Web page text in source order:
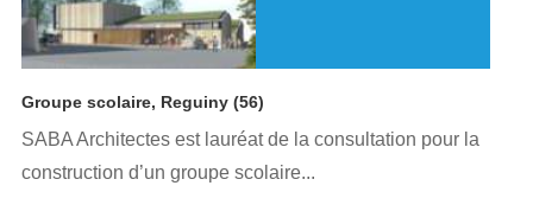
Groupe scolaire, Reguiny (56)
SABA Architectes est lauréat de la consultation pour la
construction d’un groupe scolaire...